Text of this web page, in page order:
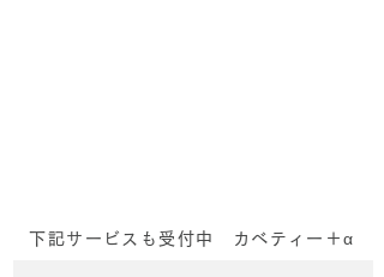
下記サービスも受付中 カベティー＋α